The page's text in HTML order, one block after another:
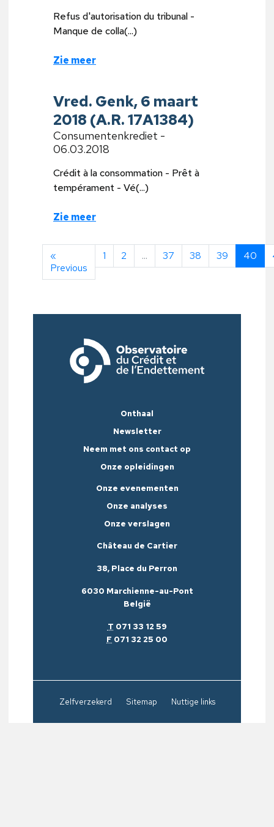
Refus d'autorisation du tribunal -
Manque de colla(...)
Zie meer
Vred. Genk, 6 maart
2018 (A.R. 17A1384)
Consumentenkrediet -
06.03.2018
Crédit à la consommation - Prêt à
tempérament - Vé(...)
Zie meer
«
Previous
1 2 ... 37 38 39 40
Onthaal
Newsletter
Neem met ons contact op
Onze opleidingen
Onze evenementen
Onze analyses
Onze verslagen
Château de Cartier
38, Place du Perron
6030 Marchienne-au-Pont
België
T 071 33 12 59
F 071 32 25 00
Zelfverzekerd Sitemap Nuttige links